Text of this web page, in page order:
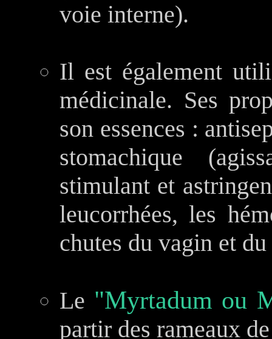
voie interne).
Il est également
médicinale. Ses
son essences :
stomachique
stimulant et
leucorrhées, les
chutes du vagin et
Le "Myrtadum ou
partir des rameaux